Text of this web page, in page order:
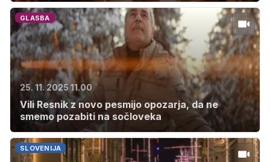
GLASBA
25. 11. 2025 11.00
Vili Resnik z novo pesmijo opozarja, da ne
smemo pozabiti na sočloveka
SLOVENIJA